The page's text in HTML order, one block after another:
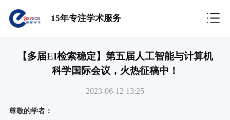
15年专注学术服务
【多届EI检索稳定】第五届人工智能与计算机
科学国际会议，火热征稿中！
2023-06-12 13:25
尊敬的学者：